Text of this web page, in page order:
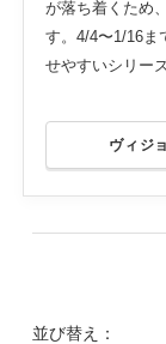
が落ち着くため
す。4/4〜1/16ま
せやすいシリー
ヴィジ
並び替え：